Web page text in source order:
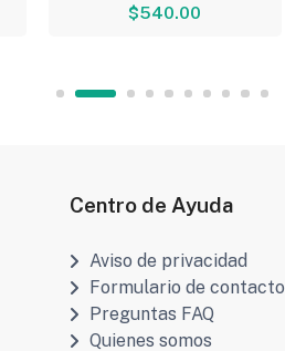
$540.00
Centro de Ayuda
Aviso de privacidad
Formulario de contacto
Preguntas FAQ
Quienes somos